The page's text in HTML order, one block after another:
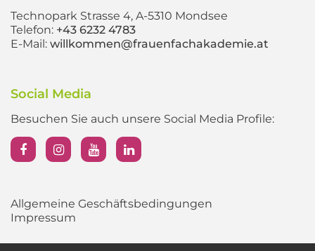
Technopark Strasse 4, A-5310 Mondsee
Telefon: +43 6232 4783
E-Mail: willkommen@frauenfachakademie.at
Social Media
Besuchen Sie auch unsere Social Media Profile:
Allgemeine Geschäftsbedingungen
Impressum